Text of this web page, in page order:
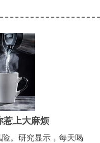
惹上大麻烦
。研究显示，每天喝